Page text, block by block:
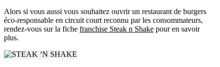
Alors si vous aussi vous souhaitez ouvrir un restaurant de burgers
éco-responsable en circuit court reconnu par les consommateurs,
rendez-vous sur la fiche franchise Steak n Shake pour en savoir
plus.